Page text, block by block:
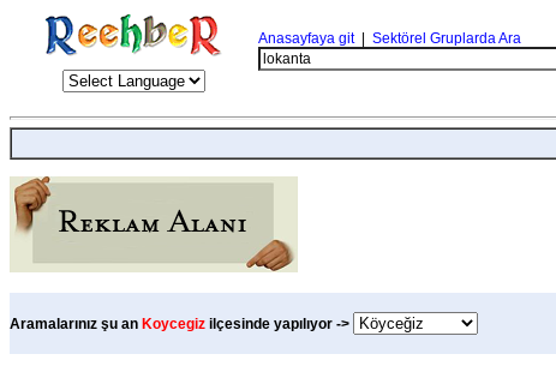
Anasayfaya git| Sektörel Gruplarda Ara
Aramalarınız şu an Koycegiz ilçesinde yapılıyor ->